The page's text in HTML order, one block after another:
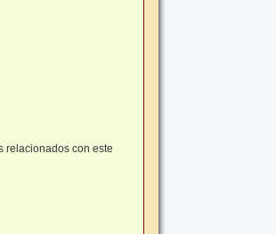
relacionados con este